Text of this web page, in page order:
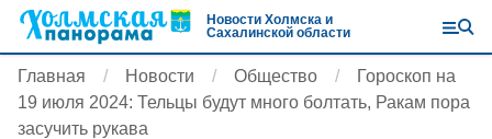
Новости Холмска и
Сахалинской области
Главная Новости Общество
Гороскоп на
19 июля 2024: Тельцы будут много болтать, Ракам пора
засучить рукава